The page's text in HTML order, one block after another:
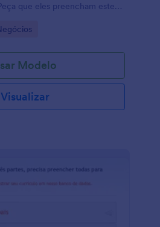
que eles preencham este
de emprego? Poderá usar
necessárias do candidato.
Modelo
Visualizar